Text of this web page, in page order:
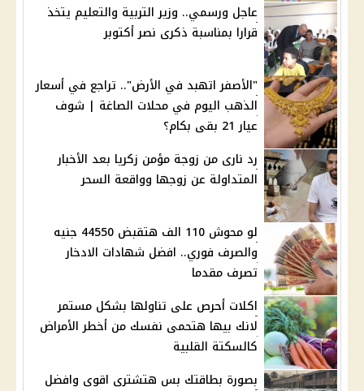
عاجل ورسمي.. وزير التربية والتعليم يتخذ
قرارا بمناسبة ذكرى نصر أكتوبر
"الأصفر اتهبد في الأرض".. تراجع في أسعار
الذهب اليوم في محلات الصاغة | شوف
عيار 21 بقى بكام؟
رد نارى من زوجة مؤمن زكريا بعد الأخبار
المتداولة عن زوجها وواقعة السحر
لو محوش 110 الف هتقبض 44550 جنيه
والصرف فوري.. افضل شهادات الادخار
تصرف مقدما
اكلات أحرص على تناولها بشكل مستمر
لانك بيها هتحمى نفسك من أخطر الأمراض
كالسكتة القلبية
بصورة بطاقتك بس هتشترى اقوى وافضل